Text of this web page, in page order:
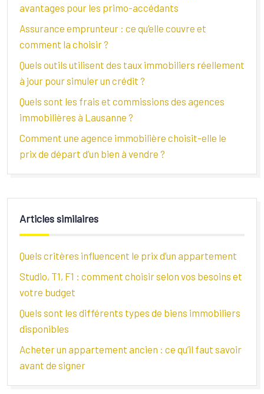
avantages pour les primo-accédants
Assurance emprunteur : ce qu’elle couvre et
comment la choisir ?
Quels outils utilisent des taux immobiliers réellement
à jour pour simuler un crédit ?
Quels sont les frais et commissions des agences
immobilières à Lausanne ?
Comment une agence immobilière choisit-elle le
prix de départ d’un bien à vendre ?
Articles similaires
Quels critères influencent le prix d’un appartement
Studio, T1, F1 : comment choisir selon vos besoins et
votre budget
Quels sont les différents types de biens immobiliers
disponibles
Acheter un appartement ancien : ce qu’il faut savoir
avant de signer